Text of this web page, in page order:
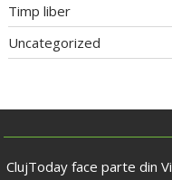
Timp liber
Uncategorized
ClujToday face parte din